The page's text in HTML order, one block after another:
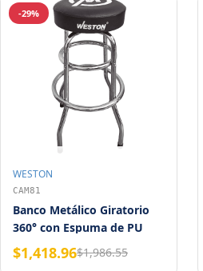
-29%
WESTON
CAM81
Banco Metálico Giratorio
360° con Espuma de PU
Gruesa Negro Mate
WESTON – Asiento Ø 35.5
$1,418.96$1,986.55